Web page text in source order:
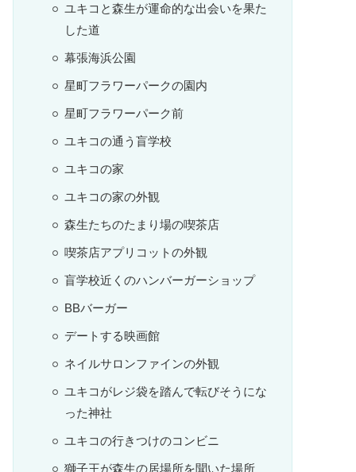
ユキコと森生が運命的な出会いを果た
した道
幕張海浜公園
星町フラワーパークの園内
星町フラワーパーク前
ユキコの通う盲学校
ユキコの家
ユキコの家の外観
森生たちのたまり場の喫茶店
喫茶店アプリコットの外観
盲学校近くのハンバーガーショップ
BBバーガー
デートする映画館
ネイルサロンファインの外観
ユキコがレジ袋を踏んで転びそうにな
った神社
ユキコの行きつけのコンビニ
獅子王が森生の居場所を聞いた場所